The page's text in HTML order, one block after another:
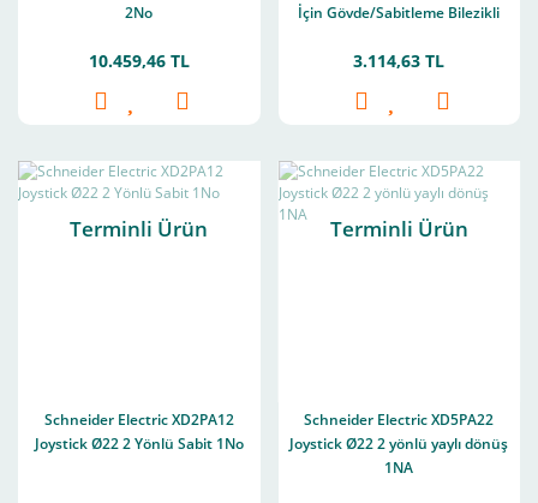
2No
10.459,46 TL
İçin Gövde/Sabitleme Bilezikli
3.114,63 TL
Terminli Ürün
Schneider Electric XD2PA12
Joystick Ø22 2 Yönlü Sabit 1No
Terminli Ürün
Schneider Electric XD5PA22
Joystick Ø22 2 yönlü yaylı dönüş
1NA